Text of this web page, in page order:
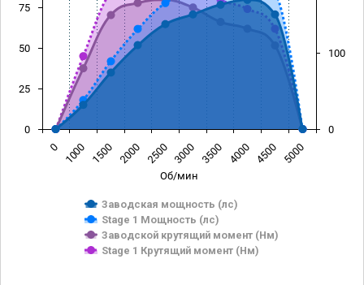
Об/мин
Заводская мощность (лс)
Stage 1 Мощность (лс)
Заводской крутящий момент (Нм)
Stage 1 Крутящий момент (Нм)
0 1000 1500 2000 2500 3000 3500 4000 4500 5000
0
25
50
75
0
100